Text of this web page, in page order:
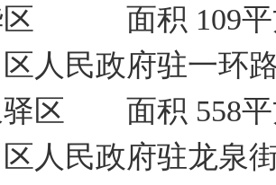
面积 109平方
区人民政府驻一环
面积 558平方
区人民政府驻龙泉